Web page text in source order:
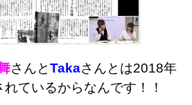
さんとTakaさんとは2018年
ているからなんです！！